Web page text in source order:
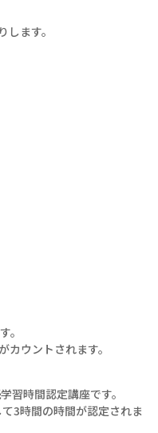
ます。
。
ウントされます。
時間認定講座です。
3時間の時間が認定されま